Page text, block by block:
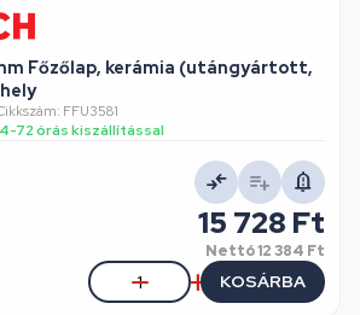
Főzőlap, kerámia (utángyártott,
FFU3581
72 órás kiszállítással
15 728 Ft
Nettó12 384 Ft
KOSÁRBA